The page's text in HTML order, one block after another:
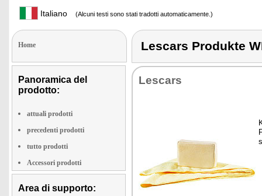
Italiano (Alcuni testi sono stati tradotti automaticamente.)
Home
Panoramica del
prodotto:
attuali prodotti
precedenti prodotti
tutto prodotti
Accessori prodotti
Area di supporto:
Lescars Produkte
Le­scars